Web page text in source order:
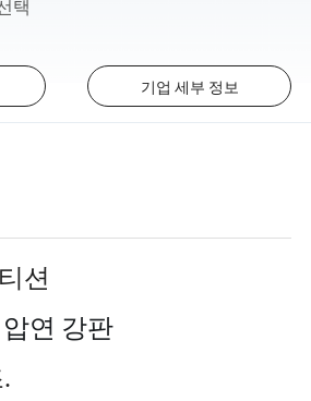
택
기업 세부 정보
션
연 강판